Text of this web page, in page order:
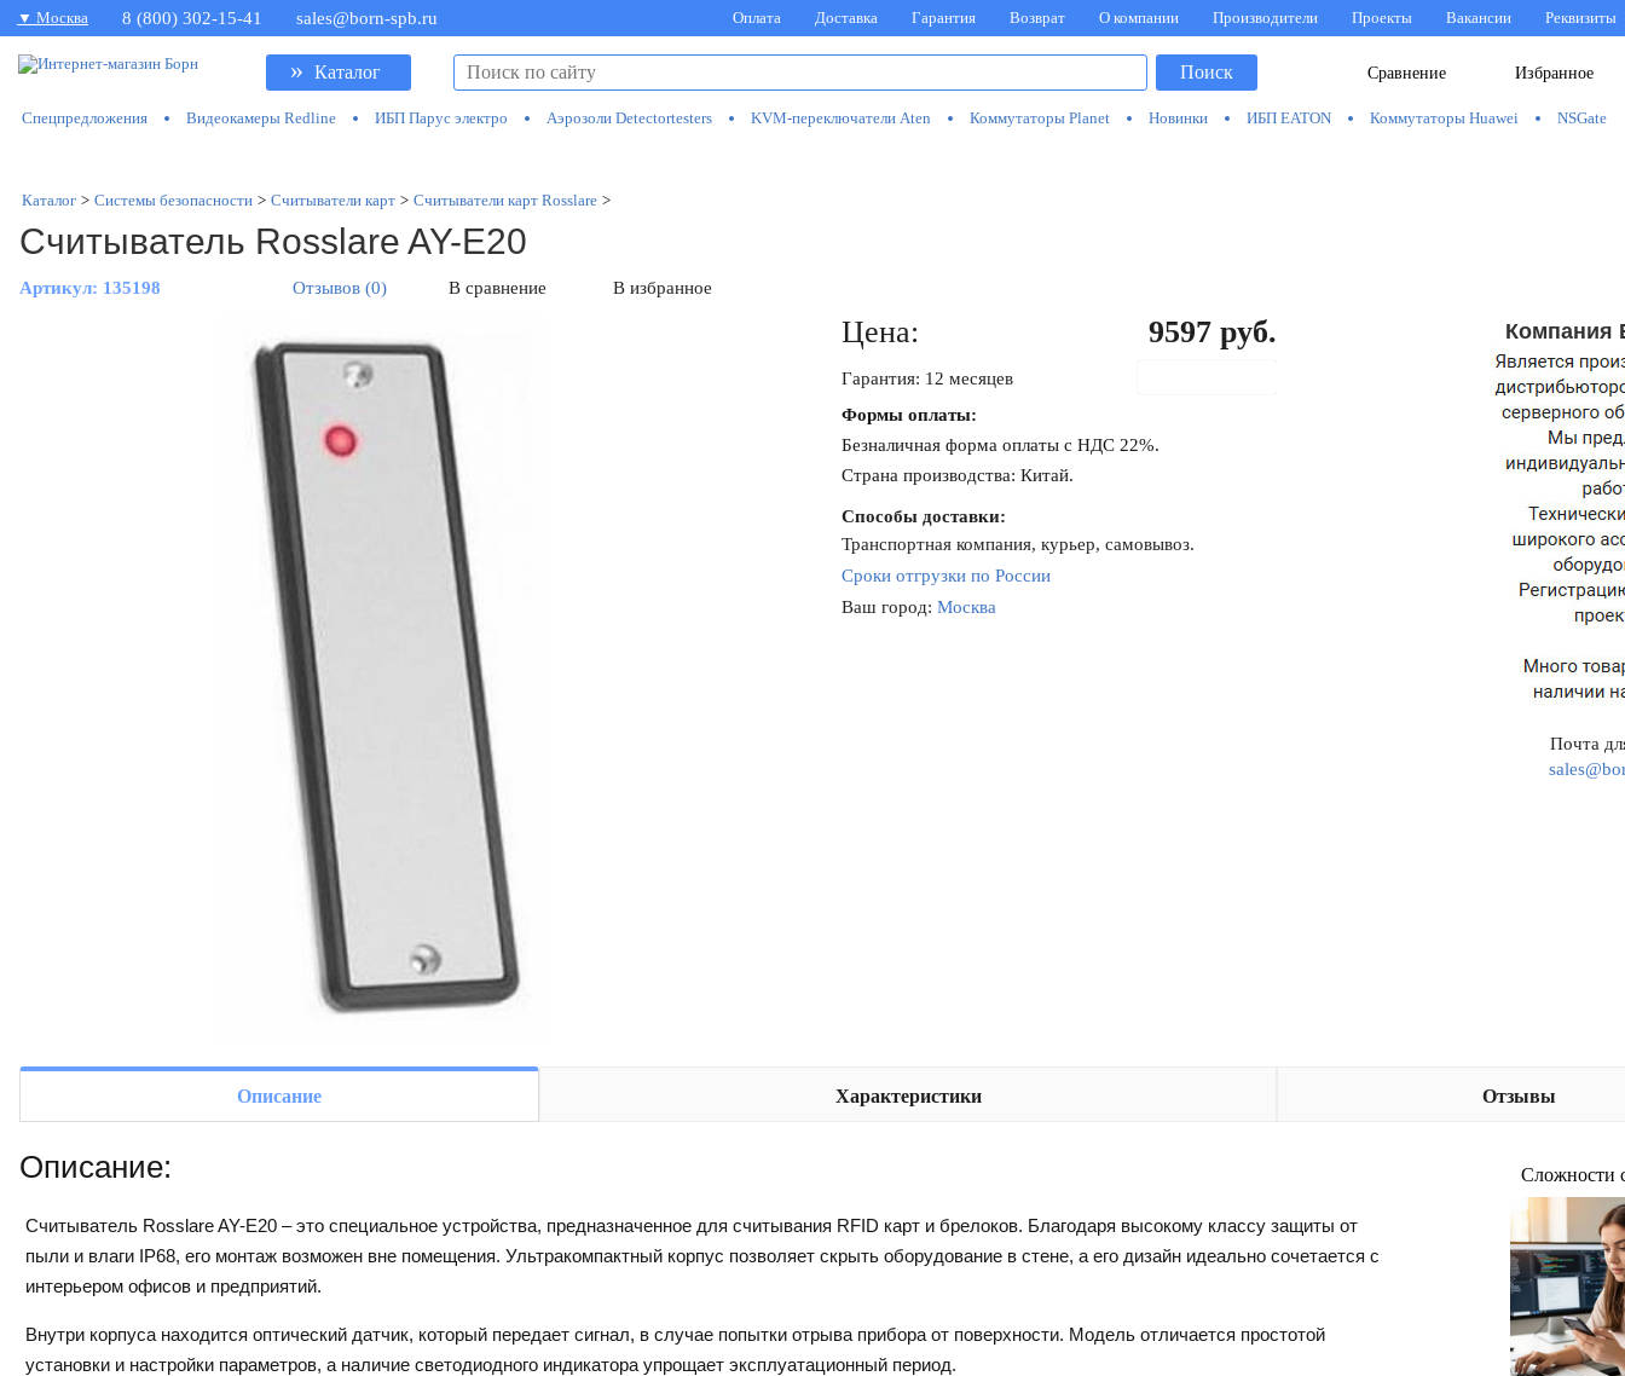
▼ Москва 8 (800) 302-15-41 sales@born-spb.ru Оплата Доставка Гарантия Возврат О компании Производители Проекты Вакансии Реквизиты
» Каталог Избранное
Сравнение
Поиск
Спецпредложения Видеокамеры Redline ИБП Парус электро Аэрозоли Detectortesters KVM-переключатели Aten Коммутаторы Planet Новинки ИБП EATON Коммутаторы Huawei NSGate
Каталог > Системы безопасности > Считыватели карт > Считыватели карт Rosslare >
Считыватель Rosslare AY-E20
Артикул: 135198 Отзывов (0) В сравнение В избранное
Цена: 9597 руб.
Гарантия: 12 месяцев
Формы оплаты:
Безналичная форма оплаты с НДС 22%.
Страна производства: Китай.
Способы доставки:
Транспортная компания, курьер, самовывоз.
Сроки отгрузки по России
Ваш город: Москва
Компания
Почта
Описание Характеристики Отзывы
Описание:
Считыватель Rosslare AY-E20 – это специальное устройства, предназначенное для считывания RFID карт и брелоков. Благодаря высокому классу защиты от
пыли и влаги IP68, его монтаж возможен вне помещения. Ультракомпактный корпус позволяет скрыть оборудование в стене, а его дизайн идеально сочетается с
интерьером офисов и предприятий.
Внутри корпуса находится оптический датчик, который передает сигнал, в случае попытки отрыва прибора от поверхности. Модель отличается простотой
установки и настройки параметров, а наличие светодиодного индикатора упрощает эксплуатационный период.
Сложности